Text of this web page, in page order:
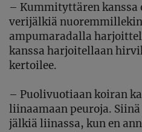
– Kummityttären kanssa
verijälkiä
ampumaradalla
kanssa harjoitellaan
kertoilee.
– Puolivuotiaan koiran
liinaamaan peuroja.
jälkiä liinassa, kun en